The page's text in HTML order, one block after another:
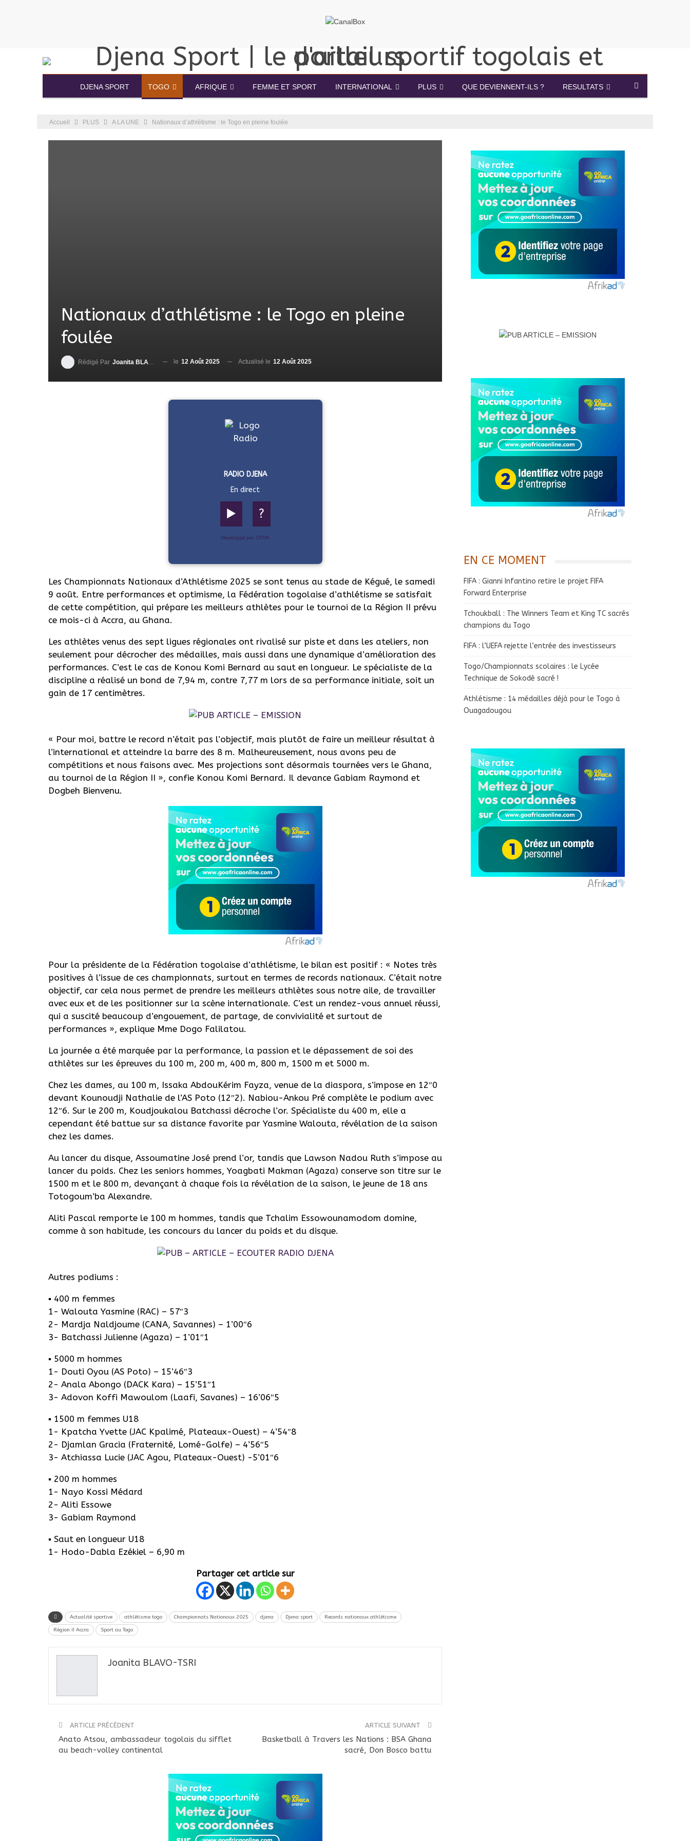
DJENA SPORT TOGO AFRIQUE FEMME ET SPORT INTERNATIONAL PLUS QUE DEVIENNENT-ILS ? RESULTATS
Accueil PLUS A LA UNE Nationaux d’athlétisme : le Togo en pleine foulée
Nationaux d’athlétisme : le Togo en pleine
foulée
Rédigé Par Joanita BLAVO-TSRI le 12 Août 2025 Actualisé le 12 Août 2025
RADIO DJENA
En direct
▶️ ?
Développé par OTIYA
Les Championnats Nationaux d’Athlétisme 2025 se sont tenus au stade de Kégué, le samedi
9 août. Entre performances et optimisme, la Fédération togolaise d’athlétisme se satisfait
de cette compétition, qui prépare les meilleurs athlètes pour le tournoi de la Région II prévu
ce mois-ci à Accra, au Ghana.
Les athlètes venus des sept ligues régionales ont rivalisé sur piste et dans les ateliers, non
seulement pour décrocher des médailles, mais aussi dans une dynamique d’amélioration des
performances. C’est le cas de Konou Komi Bernard au saut en longueur. Le spécialiste de la
discipline a réalisé un bond de 7,94 m, contre 7,77 m lors de sa performance initiale, soit un
gain de 17 centimètres.
« Pour moi, battre le record n’était pas l’objectif, mais plutôt de faire un meilleur résultat à
l’international et atteindre la barre des 8 m. Malheureusement, nous avons peu de
compétitions et nous faisons avec. Mes projections sont désormais tournées vers le Ghana,
au tournoi de la Région II », confie Konou Komi Bernard. Il devance Gabiam Raymond et
Dogbeh Bienvenu.
Pour la présidente de la Fédération togolaise d’athlétisme, le bilan est positif : « Notes très
positives à l’issue de ces championnats, surtout en termes de records nationaux. C’était notre
objectif, car cela nous permet de prendre les meilleurs athlètes sous notre aile, de travailler
avec eux et de les positionner sur la scène internationale. C’est un rendez-vous annuel réussi,
qui a suscité beaucoup d’engouement, de partage, de convivialité et surtout de
performances », explique Mme Dogo Falilatou.
La journée a été marquée par la performance, la passion et le dépassement de soi des
athlètes sur les épreuves du 100 m, 200 m, 400 m, 800 m, 1500 m et 5000 m.
Chez les dames, au 100 m, Issaka AbdouKérim Fayza, venue de la diaspora, s’impose en 12″0
devant Kounoudji Nathalie de l’AS Poto (12″2). Nabiou-Ankou Pré complète le podium avec
12″6. Sur le 200 m, Koudjoukalou Batchassi décroche l’or. Spécialiste du 400 m, elle a
cependant été battue sur sa distance favorite par Yasmine Walouta, révélation de la saison
chez les dames.
Au lancer du disque, Assoumatine José prend l’or, tandis que Lawson Nadou Ruth s’impose au
lancer du poids. Chez les seniors hommes, Yoagbati Makman (Agaza) conserve son titre sur le
1500 m et le 800 m, devançant à chaque fois la révélation de la saison, le jeune de 18 ans
Totogoum’ba Alexandre.
Aliti Pascal remporte le 100 m hommes, tandis que Tchalim Essowounamodom domine,
comme à son habitude, les concours du lancer du poids et du disque.
Autres podiums :
▪️ 400 m femmes
1- Walouta Yasmine (RAC) – 57″3
2- Mardja Naldjoume (CANA, Savannes) – 1’00″6
3- Batchassi Julienne (Agaza) – 1’01″1
▪️ 5000 m hommes
1- Douti Oyou (AS Poto) – 15’46″3
2- Anala Abongo (DACK Kara) – 15’51″1
3- Adovon Koffi Mawoulom (Laafi, Savanes) – 16’06″5
▪️ 1500 m femmes U18
1- Kpatcha Yvette (JAC Kpalimé, Plateaux-Ouest) – 4’54″8
2- Djamlan Gracia (Fraternité, Lomé-Golfe) – 4’56″5
3- Atchiassa Lucie (JAC Agou, Plateaux-Ouest) -5’01″6
▪️ 200 m hommes
1- Nayo Kossi Médard
2- Aliti Essowe
3- Gabiam Raymond
▪️ Saut en longueur U18
1- Hodo-Dabla Ezékiel – 6,90 m
Partager cet article sur
Actualité sportive athlétisme togo Championnats Nationaux 2025 djena Djena sport Records nationaux athlétisme
Région II Accra Sport au Togo
Joanita BLAVO-TSRI
ARTICLE PRÉCÉDENT
Anato Atsou, ambassadeur togolais du sifflet
au beach-volley continental
ARTICLE SUIVANT
Basketball à Travers les Nations : BSA Ghana
sacré, Don Bosco battu
EN CE MOMENT
FIFA : Gianni Infantino retire le projet FIFA
Forward Enterprise
Tchoukball : The Winners Team et King TC sacrés
champions du Togo
FIFA : l’UEFA rejette l’entrée des investisseurs
Togo/Championnats scolaires : le Lycée
Technique de Sokodé sacré !
Athlétisme : 14 médailles déjà pour le Togo à
Ouagadougou